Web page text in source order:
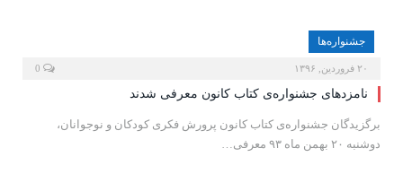
جشنواره‌ها
۲۰ فروردین, ۱۳۹۶
نامزدهای جشنواره‌ی کتاب کانون معرفی شدند
برگزیدگان جشنواره‌ی کتاب کانون پرورش فکری کودکان و نوجوانان،
دوشنبه ۲۰ بهمن ماه ۹۳ معرفی…